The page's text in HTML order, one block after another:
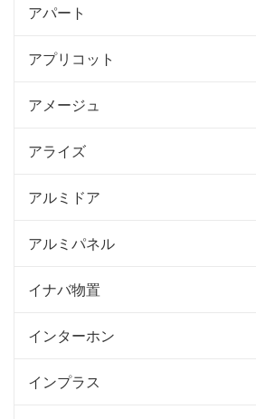
アパート
アプリコット
アメージュ
アライズ
アルミドア
アルミパネル
イナバ物置
インターホン
インプラス